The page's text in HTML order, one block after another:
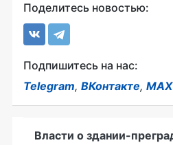
Поделитесь новостью:
Подпишитесь на нас:
Telegram, ВКонтакте, MAX
Власти о здании-